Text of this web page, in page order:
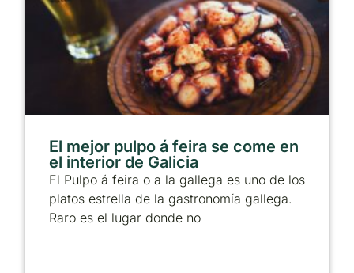
El mejor pulpo á feira se come en
el interior de Galicia
El Pulpo á feira o a la gallega es uno de los
platos estrella de la gastronomía gallega.
Raro es el lugar donde no